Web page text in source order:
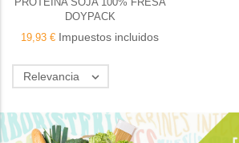
DOYPACK
19,93 € Impuestos incluidos
Relevancia 